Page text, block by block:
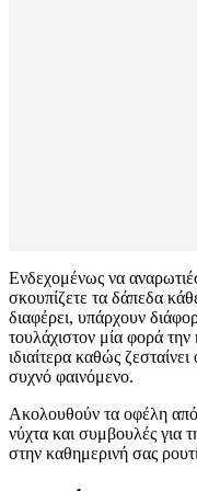
Ενδεχομένως να
σκουπίζετε τα δάπεδα
διαφέρει, υπάρχουν
τουλάχιστον μία φορά την
ιδιαίτερα καθώς
συχνό φαινόμενο.
Ακολουθούν τα οφέλη
νύχτα και συμβουλές για
στην καθημερινή σας